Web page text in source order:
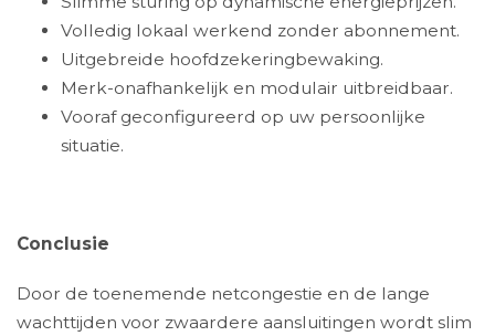
Volledig lokaal werkend zonder abonnement.
Uitgebreide hoofdzekeringbewaking.
Merk-onafhankelijk en modulair uitbreidbaar.
Vooraf geconfigureerd op uw persoonlijke
situatie.
Conclusie
Door de toenemende netcongestie en de lange
wachttijden voor zwaardere aansluitingen wordt slim